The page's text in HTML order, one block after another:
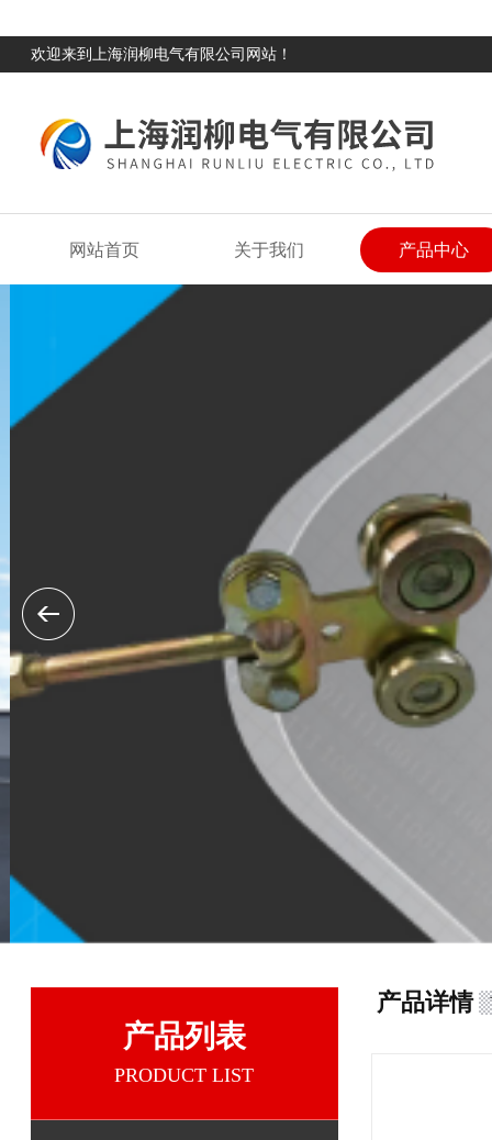
欢迎来到上海润柳电气有限公司网站！
网站首页 关于我们 产品中心
产品列表
PRODUCT LIST
产品详情